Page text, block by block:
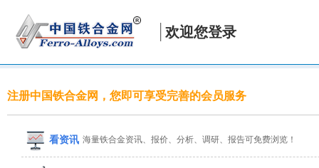
欢迎您登录
注册中国铁合金网，您即可享受完善的会员服务
看资讯 海量铁合金资讯、报价、分析、调研、报告可免费浏览！